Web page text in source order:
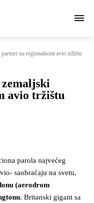
na regionalnom avio tržištu
avio tržištu
parola najvećeg
saobraćaju na svetu,
(aerodrom
. Britanski gigant sa